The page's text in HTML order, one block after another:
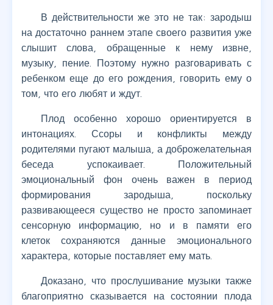
В действительности же это не так: зародыш
на достаточно раннем этапе своего развития уже
слышит слова, обращенные к нему извне,
музыку, пение. Поэтому нужно разговаривать с
ребенком еще до его рождения, говорить ему о
том, что его любят и ждут.
Плод особенно хорошо ориентируется в
интонациях. Ссоры и конфликты между
родителями пугают малыша, а доброжелательная
беседа успокаивает. Положительный
эмоциональный фон очень важен в период
формирования зародыша, поскольку
развивающееся существо не просто запоминает
сенсорную информацию, но и в памяти его
клеток сохраняются данные эмоционального
характера, которые поставляет ему мать.
Доказано, что прослушивание музыки также
благоприятно сказывается на состоянии плода